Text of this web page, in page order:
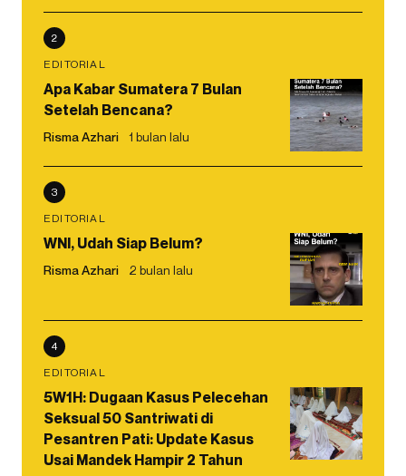
2
EDITORIAL
Apa Kabar Sumatera 7 Bulan
Setelah Bencana?
Risma Azhari 1 bulan lalu
3
EDITORIAL
WNI, Udah Siap Belum?
Risma Azhari 2 bulan lalu
4
EDITORIAL
5W1H: Dugaan Kasus Pelecehan
Seksual 50 Santriwati di
Pesantren Pati: Update Kasus
Usai Mandek Hampir 2 Tahun